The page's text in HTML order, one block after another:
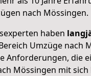
nach Mössingen.
haben
Umzüge nach
Anforderungen, die
Mössingen mit sich